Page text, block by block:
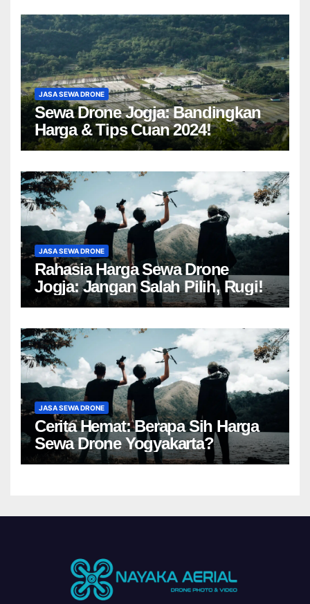
JASA SEWA DRONE
Sewa Drone Jogja: Bandingkan
Harga & Tips Cuan 2024!
JASA SEWA DRONE
Rahasia Harga Sewa Drone
Jogja: Jangan Salah Pilih, Rugi!
JASA SEWA DRONE
Cerita Hemat: Berapa Sih Harga
Sewa Drone Yogyakarta?